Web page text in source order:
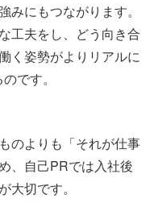
みにもつながります。
工夫をし、どう向き合
く姿勢がよりリアルに
です。
のよりも「それが仕事
、自己PRでは入社後
大切です。